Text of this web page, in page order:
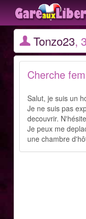
Tonzo23,
Cherche
Salut, je suis un
Je ne suis pas
decouvrir.
Je peux me
une chambre